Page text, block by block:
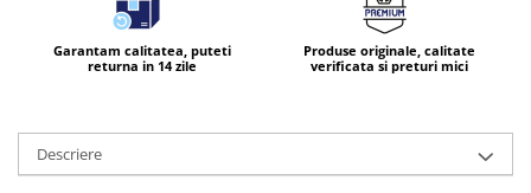
Garantam calitatea, puteti
returna in 14 zile
Produse originale, calitate
verificata si preturi mici
Descriere